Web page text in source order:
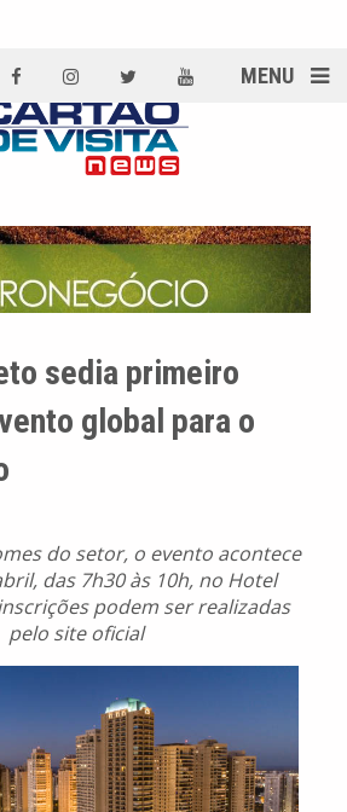
MENU
sedia primeiro
global para o
do setor, o evento acontece
das 7h30 às 10h, no Hotel
podem ser realizadas
pelo site oficial